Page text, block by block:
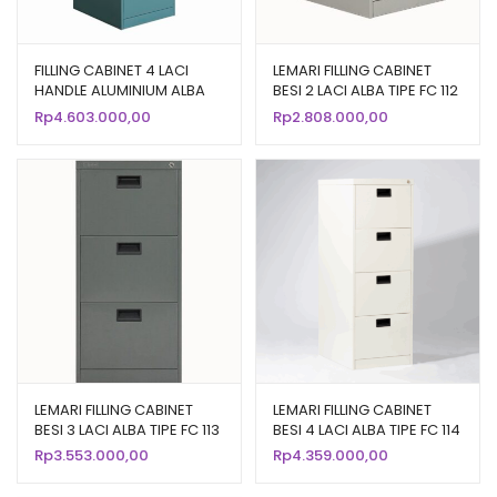
FILLING CABINET 4 LACI
HANDLE ALUMINIUM ALBA
TIPE FC 104
Rp4.603.000,00
LEMARI FILLING CABINET
BESI 2 LACI ALBA TIPE FC 112
Rp2.808.000,00
LEMARI FILLING CABINET
BESI 3 LACI ALBA TIPE FC 113
Rp3.553.000,00
LEMARI FILLING CABINET
BESI 4 LACI ALBA TIPE FC 114
Rp4.359.000,00